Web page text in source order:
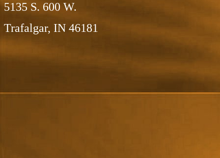
5135 S. 600 W.
Trafalgar, IN 46181